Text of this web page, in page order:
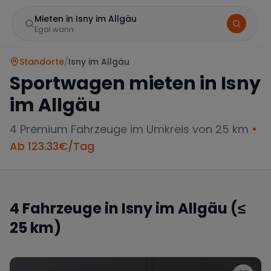
Mieten in Isny im Allgäu
Egal wann
Mercedes
Standorte/Isny im Allgäu
Sportwagen mieten in Isny
im Allgäu
4 Premium Fahrzeuge im Umkreis von 25 km •
Ab 123.33€/Tag
4 Fahrzeuge in Isny im Allgäu (≤
25 km)